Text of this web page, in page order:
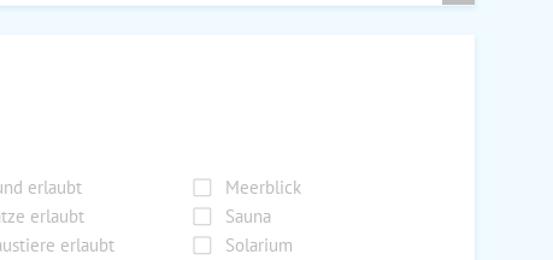
erlaubt
Meerblick
erlaubt
Sauna
erlaubt
Solarium